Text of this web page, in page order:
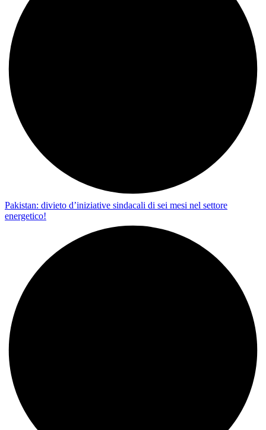
Pakistan: divieto d’iniziative sindacali di sei mesi nel settore
energetico!